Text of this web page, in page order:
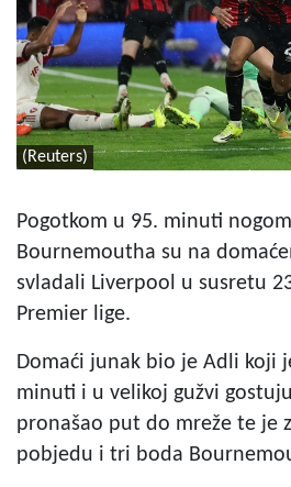
(Reuters)
Pogotkom u 95. minuti
Bournemoutha su na
svladali Liverpool u susretu
Premier lige.
Domaći junak bio je Adli koji
minuti i u velikoj gužvi
pronašao put do mreže te je
pobjedu i tri boda